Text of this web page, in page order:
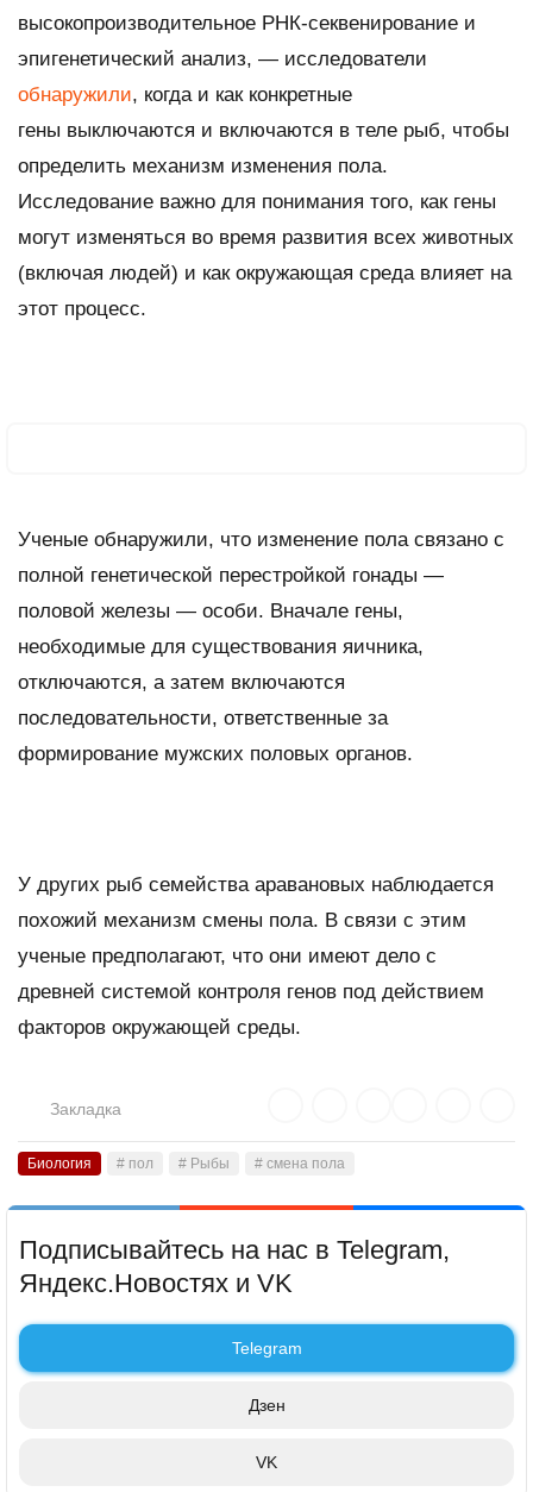
высокопроизводительное РНК-секвенирование и
эпигенетический анализ, — исследователи
обнаружили, когда и как конкретные
гены выключаются и включаются в теле рыб, чтобы
определить механизм изменения пола.
Исследование важно для понимания того, как гены
могут изменяться во время развития всех животных
(включая людей) и как окружающая среда влияет на
этот процесс.
Ученые обнаружили, что изменение пола связано с
полной генетической перестройкой гонады —
половой железы — особи. Вначале гены,
необходимые для существования яичника,
отключаются, а затем включаются
последовательности, ответственные за
формирование мужских половых органов.
У других рыб семейства аравановых наблюдается
похожий механизм смены пола. В связи с этим
ученые предполагают, что они имеют дело с
древней системой контроля генов под действием
факторов окружающей среды.
Закладка
Биология # пол # Рыбы # смена пола
Подписывайтесь на нас в Telegram,
Яндекс.Новостях и VK
Telegram
Дзен
VK